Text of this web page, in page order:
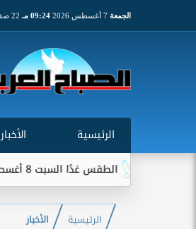
الجمعة 09:24 مـ 22 صفر 1448
الرئيسية الأخبار
الطقس غدًا السبت 8 أغسطس 2026.. انخفاض الحرارة وشبورة ورياح على عدة...
الرئيسية الأخبار